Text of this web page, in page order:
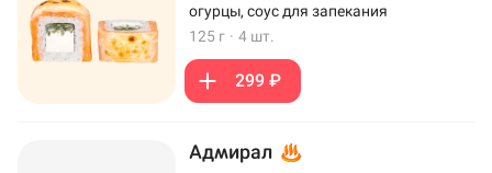
огурцы, соус для запекания
125 г · 4 шт.
299 ₽
Адмирал